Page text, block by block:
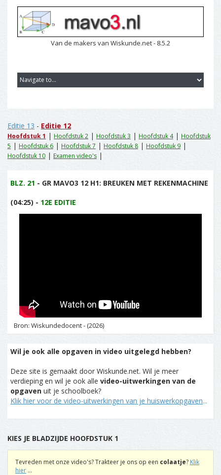
Van de makers van Wiskunde.net - 8.5.2
Editie 13 - Editie 12
Hoofdstuk 1 | Hoofdstuk 2 | Hoofdstuk 3 | Hoofdstuk 4| Hoofdstuk
5 | Hoofdstuk 6 | Hoofdstuk 7 | Hoofdstuk 8 | Hoofdstuk 9 |
Hoofdstuk 10 | Examen video's |
BLZ. 21 - GR MAVO3 12 H1: BREUKEN MET REKENMACHINE
(04:25) - 12E EDITIE
Bron: Wiskundedocent - (2026)
Wil je ook alle opgaven in video uitgelegd hebben?
Deze site is gemaakt door Wiskunde.net. Wil je meer
verdieping en wil je ook alle video-uitwerkingen van de
opgaven uit je schoolboek?
Klik hier voor de video-uitwerkingen van je huiswerkopgaven...
KIES JE BLADZIJDE HOOFDSTUK 1
Tevreden met onze video's? Trakteer je ons op een colaatje? Klik
hier ...